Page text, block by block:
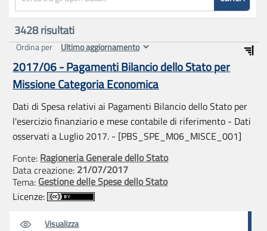
3428risultati
Ordina per
2017/06 - Pagamenti Bilancio dello Stato per
Missione Categoria Economica
Dati di Spesa relativi ai Pagamenti Bilancio dello Stato per
l'esercizio finanziario e mese contabile di riferimento - Dati
osservati a Luglio 2017. - [PBS_SPE_M06_MISCE_001]
Fonte: Ragioneria Generale dello Stato
Data creazione: 21/07/2017
Tema: Gestione delle Spese dello Stato
Licenze:
Visualizza